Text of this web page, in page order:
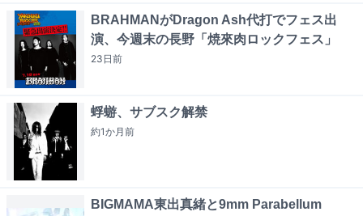
BRAHMANがDragon Ash代打でフェス出
演、今週末の長野「焼來肉ロックフェス」
23日前
蜉蝣、サブスク解禁
約1か月前
BIGMAMA東出真緒と9mm Parabellum